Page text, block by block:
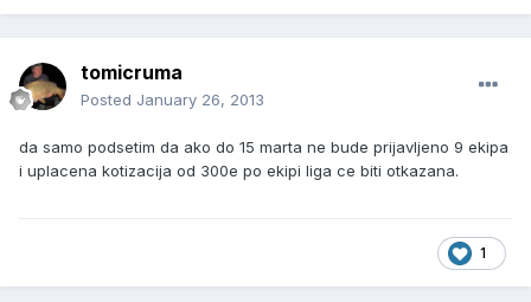
tomicruma
Posted January 26, 2013
da samo podsetim da ako do 15 marta ne bude prijavljeno 9 ekipa
i uplacena kotizacija od 300e po ekipi liga ce biti otkazana.
1